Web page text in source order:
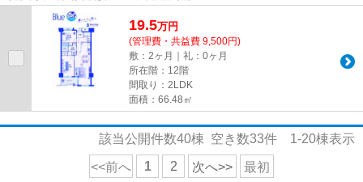
19.5万円
(管理費・共益費 9,500円)
敷：2ヶ月｜礼：0ヶ月
所在階：12階
間取り：2LDK
面積：66.48㎡
該当公開件数40棟 空き数33件 1-20棟表示
<<前へ 1 2 次へ>> 最初